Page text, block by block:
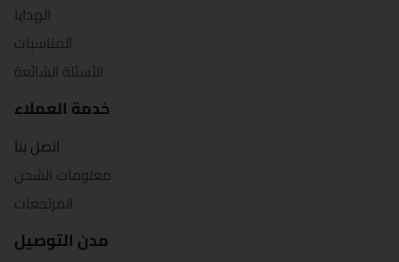
الهدايا
المناسبات
الأسئلة الشائعة
خدمة العملاء
اتصل بنا
معلومات الشحن
المرتجعات
مدن التوصيل